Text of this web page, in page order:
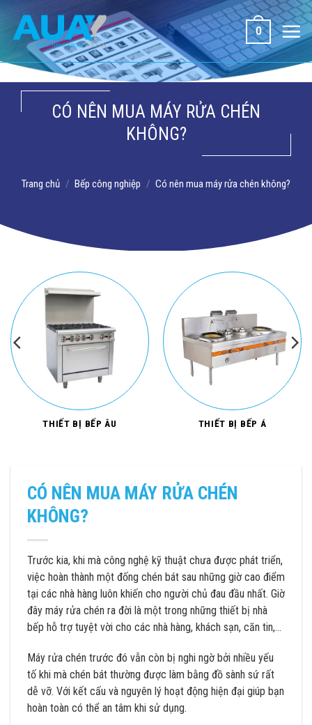
dung
0
CÓ NÊN MUA MÁY RỬA CHÉN
KHÔNG?
Trang chủ / Bếp công nghiệp / Có nên mua máy rửa chén không?
THIẾT BỊ BẾP ÂU THIẾT BỊ BẾP Á
CÓ NÊN MUA MÁY RỬA CHÉN
KHÔNG?
Trước kia, khi mà công nghệ kỹ thuật chưa được phát triển,
việc hoàn thành một đống chén bát sau những giờ cao điểm
tại các nhà hàng luôn khiến cho người chủ đau đầu nhất. Giờ
đây máy rửa chén ra đời là một trong những thiết bị nhà
bếp hỗ trợ tuyệt vời cho các nhà hàng, khách sạn, căn tin,…
Máy rửa chén trước đó vẫn còn bị nghi ngờ bởi nhiều yếu
tố khi mà chén bát thường được làm bằng đồ sành sứ rất
dễ vỡ. Với kết cấu và nguyên lý hoạt động hiện đại giúp bạn
hoàn toàn có thể an tâm khi sử dụng.